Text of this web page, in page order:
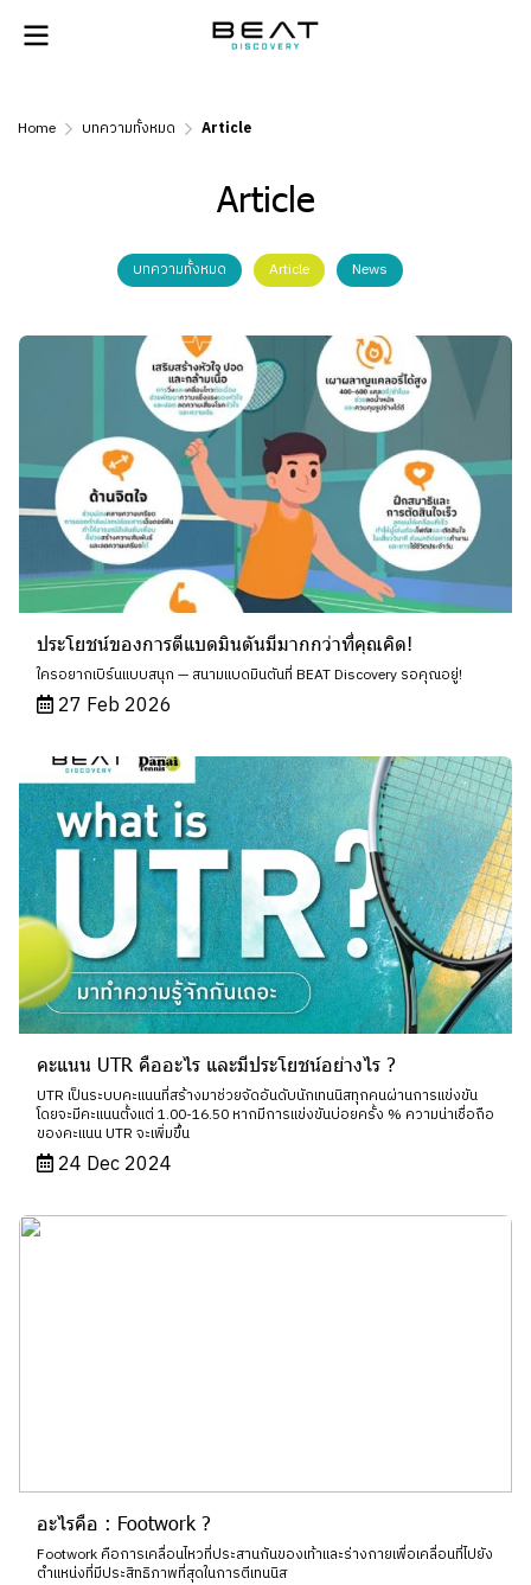
Home บทความทั้งหมด Article
Article
บทความทั้งหมด Article News
ประโยชน์ของการตีแบดมินตันมีมากกว่าที่คุณคิด!
ใครอยากเบิร์นแบบสนุก — สนามแบดมินตันที่ BEAT Discovery รอคุณอยู่!
27 Feb 2026
คะแนน UTR คืออะไร และมีประโยชน์อย่างไร ?
UTR เป็นระบบคะแนนที่สร้างมาช่วยจัดอันดับนักเทนนิสทุกคนผ่านการแข่งขัน
โดยจะมีคะแนนตั้งแต่ 1.00-16.50 หากมีการแข่งขันบ่อยครั้ง % ความน่าเชื่อถือ
ของคะแนน UTR จะเพิ่มขึ้น
24 Dec 2024
อะไรคือ : Footwork ?
Footwork คือการเคลื่อนไหวที่ประสานกันของเท้าและร่างกายเพื่อเคลื่อนที่ไปยัง
ตำแหน่งที่มีประสิทธิภาพที่สุดในการตีเทนนิส